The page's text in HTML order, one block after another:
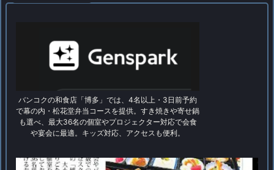
バンコクの和食店「博多」では、4名以上・3日前予約
で幕の内・松花堂弁当コースを提供。すき焼きや寄せ鍋
も選べ、最大36名の個室やプロジェクター対応で会食
や宴会に最適。キッズ対応、アクセスも便利。